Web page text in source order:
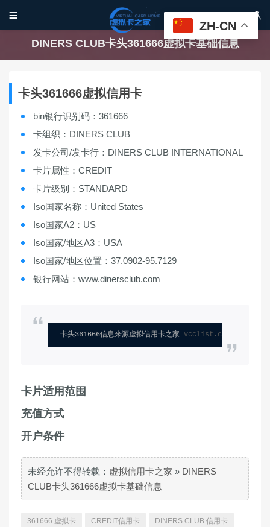
 
DINERS CLUB卡头361666虚拟卡基础信息
卡头361666虚拟信用卡
bin银行识别码：361666
卡组织：DINERS CLUB
发卡公司/发卡行：DINERS CLUB INTERNATIONAL
卡片属性：CREDIT
卡片级别：STANDARD
Iso国家名称：United States
Iso国家A2：US
Iso国家/地区A3：USA
Iso国家/地区位置：37.0902-95.7129
银行网站：www.dinersclub.com
卡头361666信息来源虚拟信用卡之家 vcclist.com
卡片适用范围
充值方式
开户条件
未经允许不得转载： 虚拟信用卡之家 » DINERS
CLUB卡头361666虚拟卡基础信息
361666 虚拟卡 CREDIT信用卡 DINERS CLUB 信用卡
ZH-CN